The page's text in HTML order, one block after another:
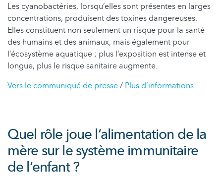
Les cyanobactéries, lorsqu’elles sont présentes en larges
concentrations, produisent des toxines dangereuses.
Elles constituent non seulement un risque pour la santé
des humains et des animaux, mais également pour
l’écosystème aquatique ; plus l’exposition est intense et
longue, plus le risque sanitaire augmente.
Vers le communiqué de presse/ Plus d’informations
Quel rôle joue l‘alimentation de la
mère sur le système immunitaire
de l‘enfant ?